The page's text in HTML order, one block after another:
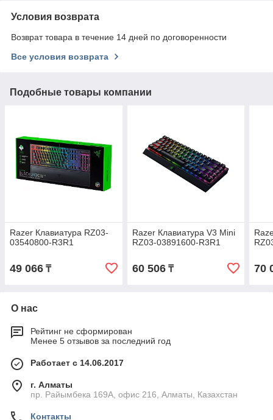
Условия возврата
Возврат товара в течение 14 дней по договоренности
Все условия возврата
Подобные товары компании
Razer Клавиатура RZ03-
03540800-R3R1
49 066 ₸
Razer Клавиатура V3 Mini
RZ03-03891600-R3R1
60 506₸ 70
О нас
Рейтинг не сформирован
Менее 5 отзывов за последний год
Работает с 14.06.2017
г. Алматы
пр. Райымбека 169А, офис 216, Алматы, Казахстан
Контакты